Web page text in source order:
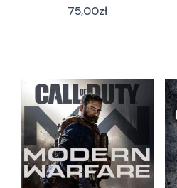
75,00zł